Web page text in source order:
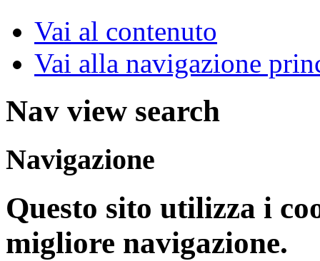
Vai al contenuto
Vai alla navigazione
Nav view search
Navigazione
Questo sito utilizza i
migliore navigazione.